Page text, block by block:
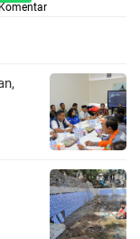
Komentar